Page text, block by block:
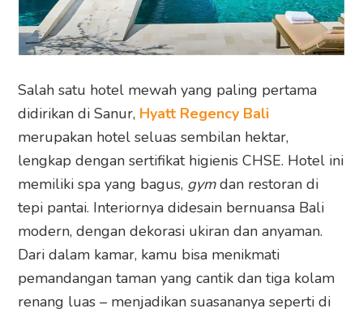
Salah satu hotel mewah yang paling pertama
didirikan di Sanur, Hyatt Regency Bali
merupakan hotel seluas sembilan hektar,
lengkap dengan sertifikat higienis CHSE. Hotel ini
memiliki spa yang bagus, gymdan restoran di
tepi pantai. Interiornya didesain bernuansa Bali
modern, dengan dekorasi ukiran dan anyaman.
Dari dalam kamar, kamu bisa menikmati
pemandangan taman yang cantik dan tiga kolam
renang luas – menjadikan suasananya seperti di